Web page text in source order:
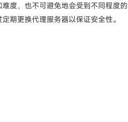
度，也不可避免地会受到不同程度
期更换代理服务器以保证安全性。